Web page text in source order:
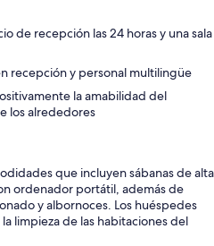
de recepción las 24 horas y una sala
recepción y personal multilingüe
la amabilidad del
los alrededores
que incluyen sábanas de alta
ordenador portátil, además de
y albornoces. Los huéspedes
limpieza de las habitaciones del